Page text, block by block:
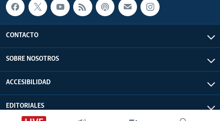
CONTACTO
SOBRE NOSOTROS
ACCESIBILIDAD
EDITORIALES